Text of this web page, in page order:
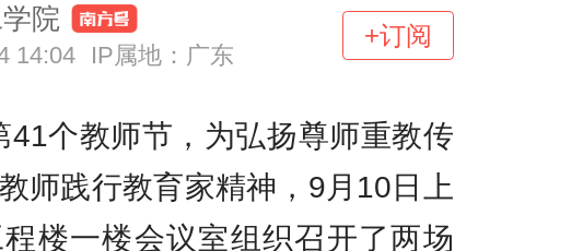
院
14:04 IP属地：广东
+订阅
教师节，为弘扬尊师重教传
师践行教育家精神，9月10日上
楼一楼会议室组织召开了两场